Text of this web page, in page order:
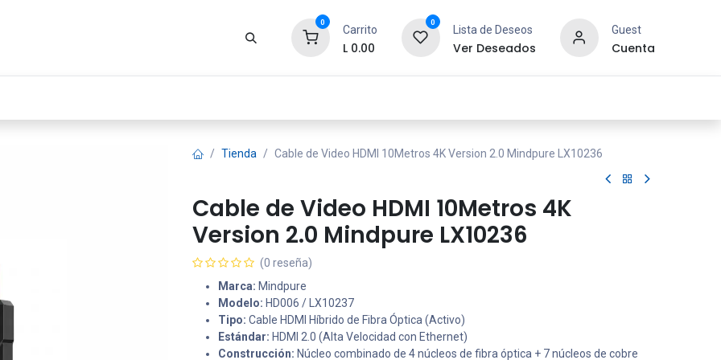
0
Carrito
L 0.00
0
Lista de Deseos
Ver Deseados
Guest
Cuenta
Tienda Cable de Video HDMI 10Metros 4K Version 2.0 Mindpure LX10236
Cable de Video HDMI 10Metros 4K
Version 2.0 Mindpure LX10236
(0 reseña)
Marca: Mindpure
Modelo: HD006 / LX10237
Tipo: Cable HDMI Híbrido de Fibra Óptica (Activo)
Estándar: HDMI 2.0 (Alta Velocidad con Ethernet)
Construcción: Núcleo combinado de 4 núcleos de fibra óptica + 7 núcleos de cobre